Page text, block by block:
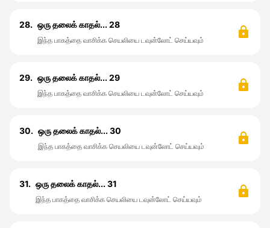
28. ஒரு தலைக் காதல்... 28
இந்த பாகத்தை வாசிக்க செயலியை டவுன்லோட் செய்யவும்
29. ஒரு தலைக் காதல்... 29
இந்த பாகத்தை வாசிக்க செயலியை டவுன்லோட் செய்யவும்
30. ஒரு தலைக் காதல்... 30
இந்த பாகத்தை வாசிக்க செயலியை டவுன்லோட் செய்யவும்
31. ஒரு தலைக் காதல்... 31
இந்த பாகத்தை வாசிக்க செயலியை டவுன்லோட் செய்யவும்